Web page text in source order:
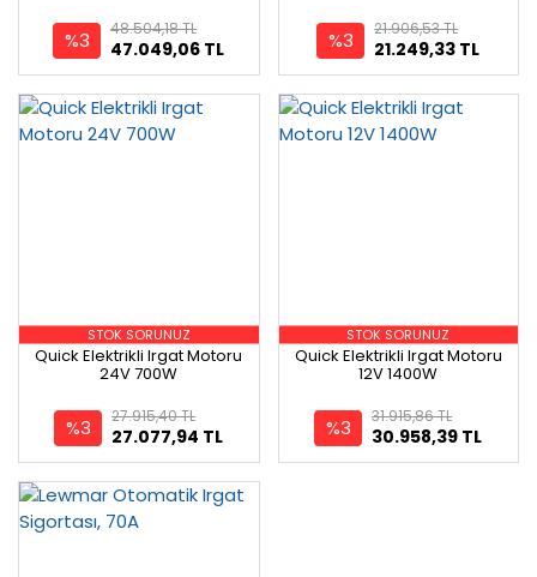
%3 47.049,06 TL
48.504,18 TL %3 21.249,33 TL
21.906,53 TL
STOK SORUNUZ
Quick Elektrikli Irgat Motoru
24V 700W
%3 27.077,94 TL
27.915,40 TL
STOK SORUNUZ
Quick Elektrikli Irgat Motoru
12V 1400W
%3 30.958,39 TL
31.915,86 TL